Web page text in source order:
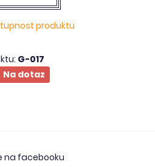
produktu
G-017
Na dotaz
na facebooku